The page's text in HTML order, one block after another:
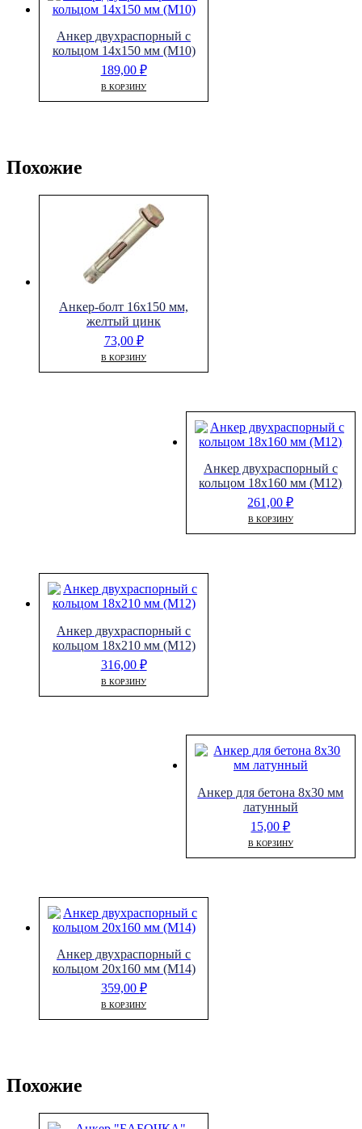
Анкер двухраспорный с
кольцом 14х150 мм (М10)
189,00 ₽
В КОРЗИНУ
Похожие
Анкер-болт 16х150 мм,
желтый цинк
73,00 ₽
В КОРЗИНУ
Анкер двухраспорный с
кольцом 18х160 мм (М12)
261,00₽
В КОРЗИНУ
Анкер двухраспорный с
кольцом 18х210 мм (М12)
316,00 ₽
В КОРЗИНУ
Анкер для бетона 8х30 мм
латунный
15,00₽
В КОРЗИНУ
Анкер двухраспорный с
кольцом 20х160 мм (М14)
359,00 ₽
В КОРЗИНУ
Похожие